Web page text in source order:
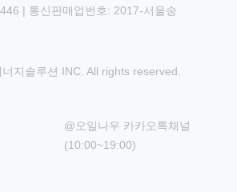
| 통신판매업번호: 2017-서울송
지솔루션 INC. All rights reserved.
@오일나우 카카오톡채널
(10:00~19:00)